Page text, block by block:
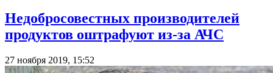
Недобросовестных производителей
продуктов оштрафуют из-за АЧС
27 ноября 2019, 15:52